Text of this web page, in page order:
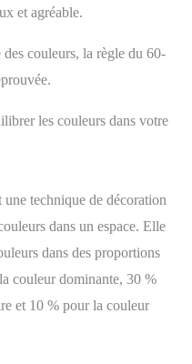
et agréable.
couleurs, la règle du 60-
les couleurs dans votre
technique de décoration
dans un espace. Elle
dans des proportions
couleur dominante, 30 %
et 10 % pour la couleur